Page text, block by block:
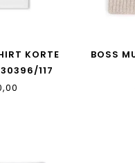
KORTE
117
BOSS